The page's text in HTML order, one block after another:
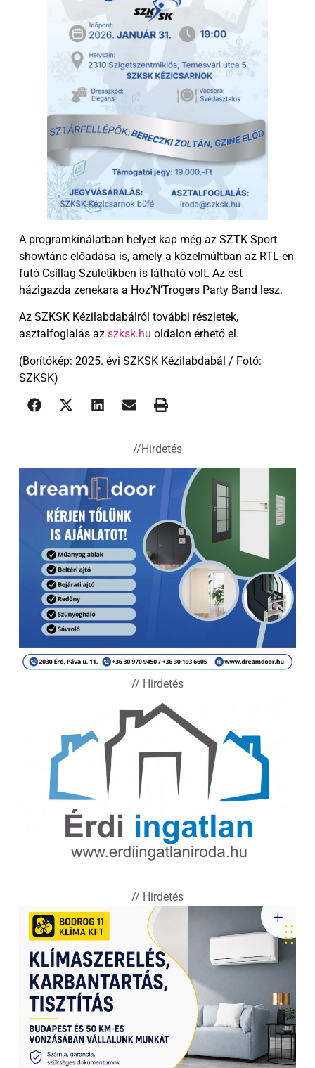
A programkínálatban helyet kap még az SZTK Sport
showtánc előadása is, amely a közelmúltban az RTL-en
futó Csillag Születikben is látható volt. Az est
házigazda zenekara a Hoz’N’Trogers Party Band lesz.
Az SZKSK Kézilabdabálról további részletek,
asztalfoglalás az szksk.hu oldalon érhető el.
(Borítókép: 2025. évi SZKSK Kézilabdabál / Fotó:
SZKSK)
//Hirdetés
// Hirdetés
// Hirdetés